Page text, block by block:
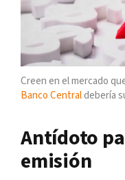
Creen en el mercado
Banco Centraldebería
Antídoto
emisión